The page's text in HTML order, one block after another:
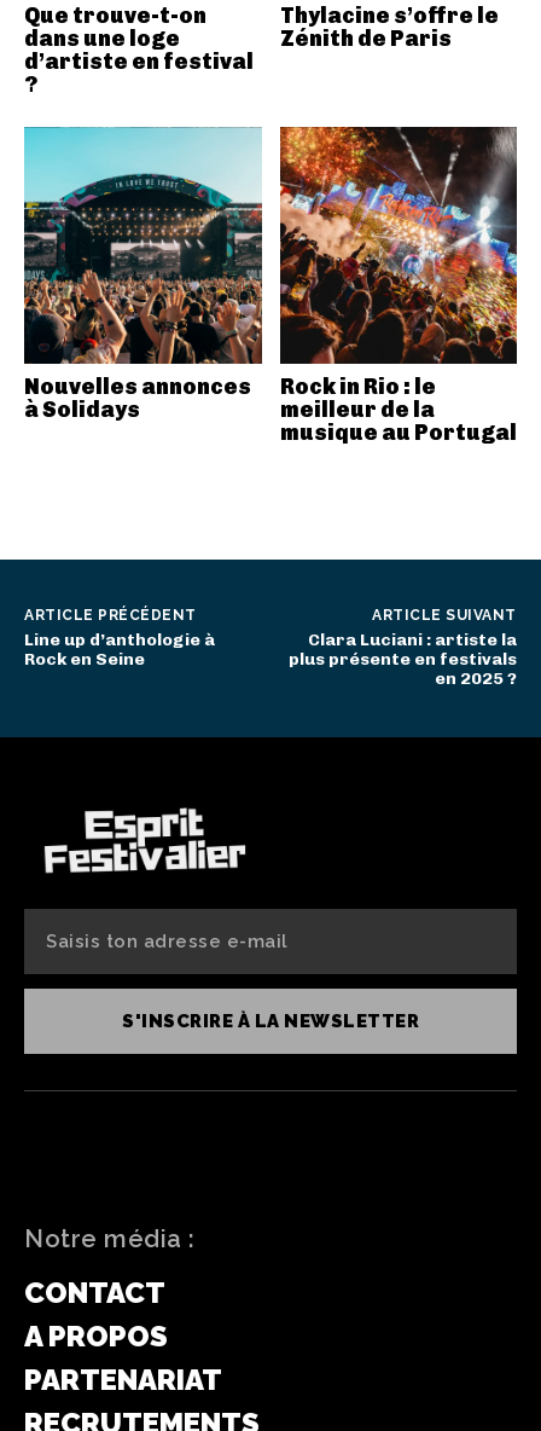
Que trouve-t-on
dans une loge
d’artiste en festival
?
Thylacine s’offre le
Zénith de Paris
Nouvelles annonces
à Solidays
Rock in Rio : le
meilleur de la
musique au Portugal
ARTICLE PRÉCÉDENT
Line up d’anthologie à
Rock en Seine
ARTICLE SUIVANT
Clara Luciani : artiste la
plus présente en festivals
en 2025 ?
S'INSCRIRE À LA NEWSLETTER
Notre média :
CONTACT
A PROPOS
PARTENARIAT
RECRUTEMENTS